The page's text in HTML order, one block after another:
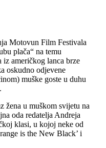
Motovun Film Festivala
plača“ na temu
iz američkog lanca brze
oskudno odjevene
muške goste u duhu
žena u muškom svijetu na
oda redatelja Andreja
klasi, u kojoj neke od
is the New Black’ i